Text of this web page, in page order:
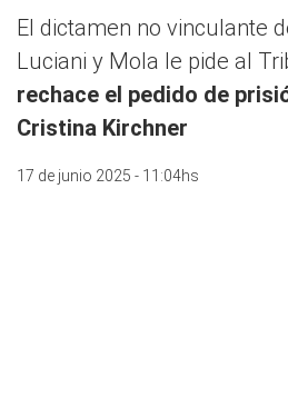
El dictamen no vinculante
Luciani y Mola le pide al
rechace el pedido de
Cristina Kirchner
17 de junio 2025 - 11:04hs